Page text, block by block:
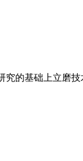
的基础上立磨